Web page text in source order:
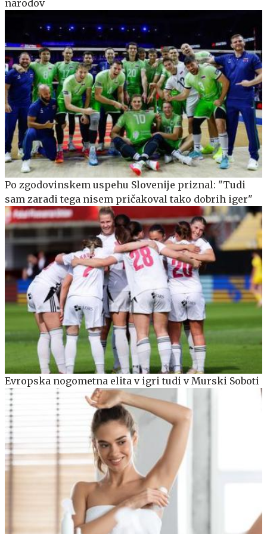
narodov
Po zgodovinskem uspehu Slovenije priznal: "Tudi
sam zaradi tega nisem pričakoval tako dobrih iger"
Evropska nogometna elita v igri tudi v Murski Soboti